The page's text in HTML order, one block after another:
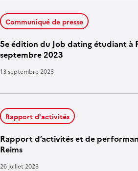
5e édition du Job dating étudiant à
septembre 2023
Communiqué de presse
13 septembre 2023
Rapport d’activités et de
Reims
Rapport d'activités
26 juillet 2023